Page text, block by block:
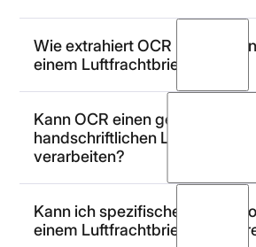
Wie extrahiert OCR
einem Luftfrachtbrief (AWB)?
Kann OCR einen gedruckten
handschriftlichen
verarbeiten?
handschriftliche Luftfrachtbriefe
Kann ich spezifische
einem Luftfrachtbrief